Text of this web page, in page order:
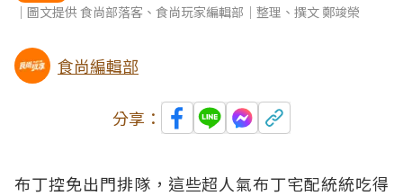
｜圖文提供 食尚部落客、食尚玩家編輯部｜整理、撰文 鄭竣榮
食尚編輯部
分享：
布丁控免出門排隊，這些超人氣布丁宅配統統吃得